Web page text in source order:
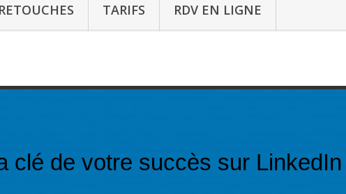
RETOUCHES TARIFS RDV EN LIGNE
clé de votre succès sur